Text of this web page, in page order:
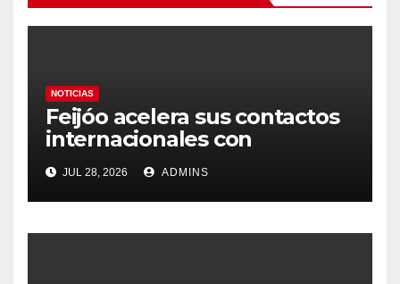
NOTICIAS
Feijóo acelera sus contactos
internacionales con
Latinoamérica como socio
prioritario en su agenda de
gobierno
JUL 28, 2026 ADMINS